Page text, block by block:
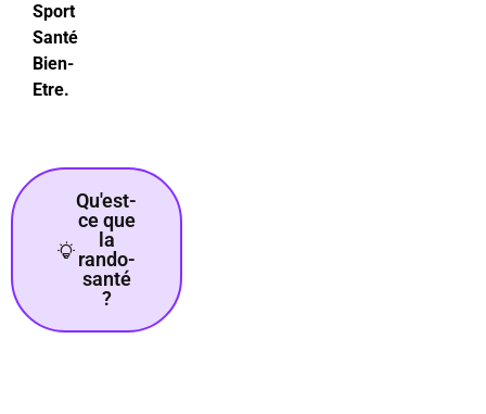
Sport
Santé
Bien-
Etre.
Qu'est-
ce que
la
rando-
santé
?